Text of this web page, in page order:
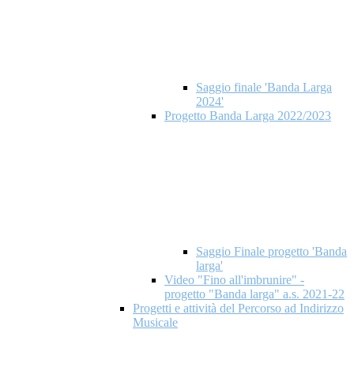
Saggio finale 'Banda Larga
2024'
Progetto Banda Larga 2022/2023
Saggio Finale progetto 'Banda
larga'
Video "Fino all'imbrunire" -
progetto "Banda larga" a.s. 2021-22
Progetti e attività del Percorso ad Indirizzo
Musicale